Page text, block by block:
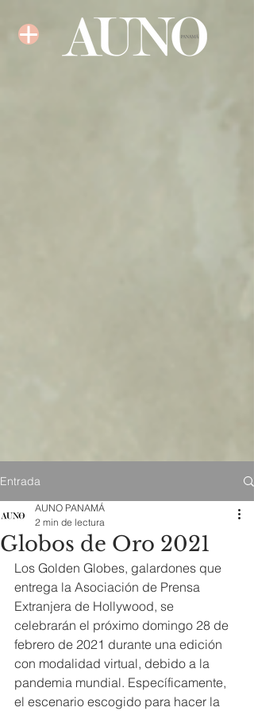
Entrada
Globos de Oro 2021
AUNO PANAMÁ
2 min de lectura
Los Golden Globes, galardones que
entrega la Asociación de Prensa
Extranjera de Hollywood, se
celebrarán el próximo domingo 28 de
febrero de 2021 durante una edición
con modalidad virtual, debido a la
pandemia mundial. Específicamente,
el escenario escogido para hacer la